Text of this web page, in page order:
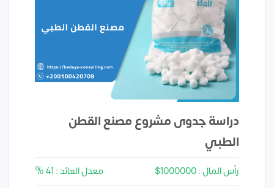
دراسة جدوى مشروع مصنع القطن
الطبي
رأس المال : 1000000$ معدل العائد : 41 %